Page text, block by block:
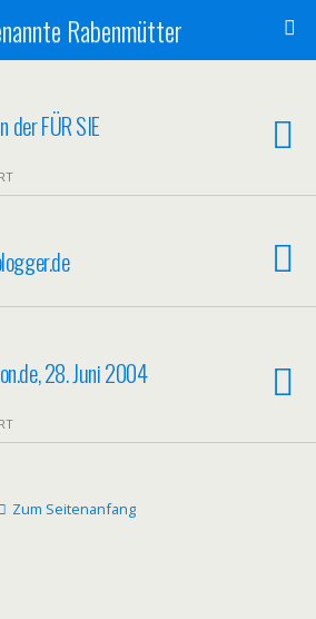
Rabenmütter
der FÜR SIE
28. Juni 2004
Zum Seitenanfang